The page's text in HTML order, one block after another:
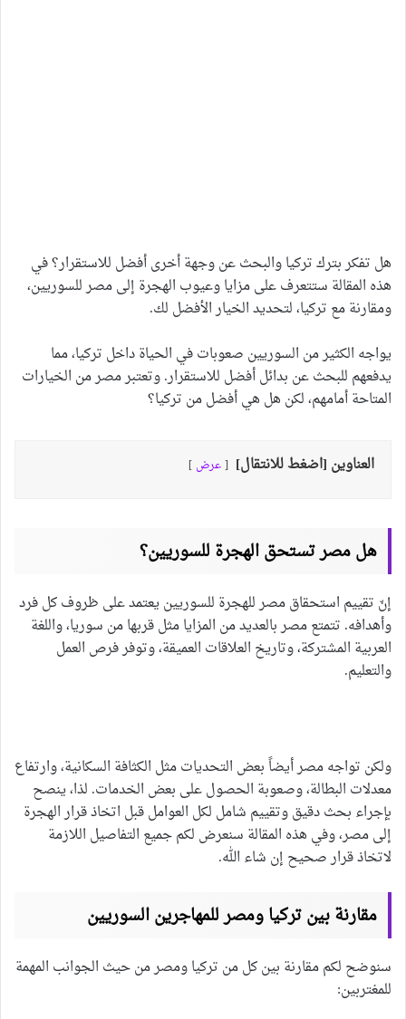
هل تفكر بترك تركيا والبحث عن وجهة أخرى أفضل للاستقرار؟ في
هذه المقالة ستتعرف على مزايا وعيوب الهجرة إلى مصر للسوريين،
ومقارنة مع تركيا، لتحديد الخيار الأفضل لك.
يواجه الكثير من السوريين صعوبات في الحياة داخل تركيا، مما
يدفعهم للبحث عن بدائل أفضل للاستقرار. وتعتبر مصر من الخيارات
المتاحة أمامهم، لكن هل هي أفضل من تركيا؟
العناوين [اضغط للانتقال] عرض
هل مصر تستحق الهجرة للسوريين؟
إنّ تقييم استحقاق مصر للهجرة للسوريين يعتمد على ظروف كل فرد
وأهدافه. تتمتع مصر بالعديد من المزايا مثل قربها من سوريا، واللغة
العربية المشتركة، وتاريخ العلاقات العميقة، وتوفر فرص العمل
والتعليم.
ولكن تواجه مصر أيضاً بعض التحديات مثل الكثافة السكانية، وارتفاع
معدلات البطالة، وصعوبة الحصول على بعض الخدمات. لذا، ينصح
بإجراء بحث دقيق وتقييم شامل لكل العوامل قبل اتخاذ قرار الهجرة
إلى مصر، وفي هذه المقالة سنعرض لكم جميع التفاصيل اللازمة
لاتخاذ قرار صحيح إن شاء الله.
مقارنة بين تركيا ومصر للمهاجرين السوريين
سنوضح لكم مقارنة بين كل من تركيا ومصر من حيث الجوانب المهمة
للمغتربين: